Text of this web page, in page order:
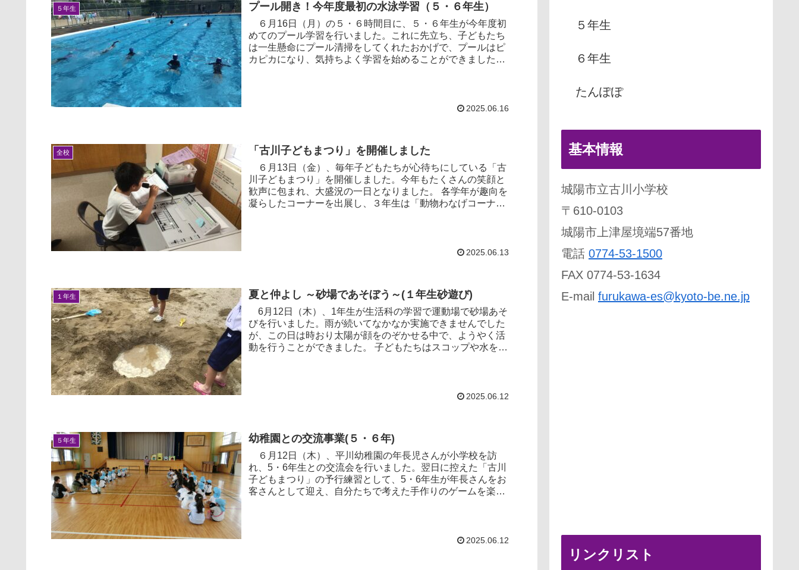
５年生 プール開き！今年度最初の水泳学習（５・６年生）
６月16日（月）の５・６時間目に、５・６年生が今年度初
めてのプール学習を行いました。これに先立ち、子どもたち
は一生懸命にプール清掃をしてくれたおかげで、プールはピ
カピカになり、気持ちよく学習を始めることができました。
2025.06.16
全校 「古川子どもまつり」を開催しました
６月13日（金）、毎年子どもたちが心待ちにしている「古
川子どもまつり」を開催しました。今年もたくさんの笑顔と
歓声に包まれ、大盛況の一日となりました。 各学年が趣向を
凝らしたコーナーを出展し、３年生は「動物わなげコーナ
2025.06.13
１年生 夏と仲よし ～砂場であそぼう～(１年生砂遊び)
6月12日（木）、1年生が生活科の学習で運動場で砂場あそ
びを行いました。雨が続いてなかなか実施できませんでした
が、この日は時おり太陽が顔をのぞかせる中で、ようやく活
動を行うことができました。 子どもたちはスコップや水を使
2025.06.12
５年生 幼稚園との交流事業(５・６年)
６月12日（木）、平川幼稚園の年長児さんが小学校を訪
れ、5・6年生との交流会を行いました。翌日に控えた「古川
子どもまつり」の予行練習として、5・6年生が年長さんをお
客さんとして迎え、自分たちで考えた手作りのゲームを楽し
2025.06.12
５年生
６年生
たんぽぽ
基本情報
城陽市立古川小学校
〒610-0103
城陽市上津屋境端57番地
電話 0774-53-1500
FAX 0774-53-1634
E-mail furukawa-es@kyoto-be.ne.jp
リンクリスト